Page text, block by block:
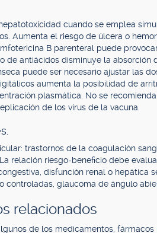
cuando se emplea
Aumenta el riesgo de úlcera o
B parenteral puede
de antiácidos disminuye la absorción
puede ser necesario ajustar las
aumenta la posibilidad de
plasmática. No se
de los virus de la vacuna.
trastornos de la coagulación
relación riesgo-beneficio debe
disfunción renal o hepática
controladas, glaucoma de ángulo
relacionados
de los medicamentos, fármacos